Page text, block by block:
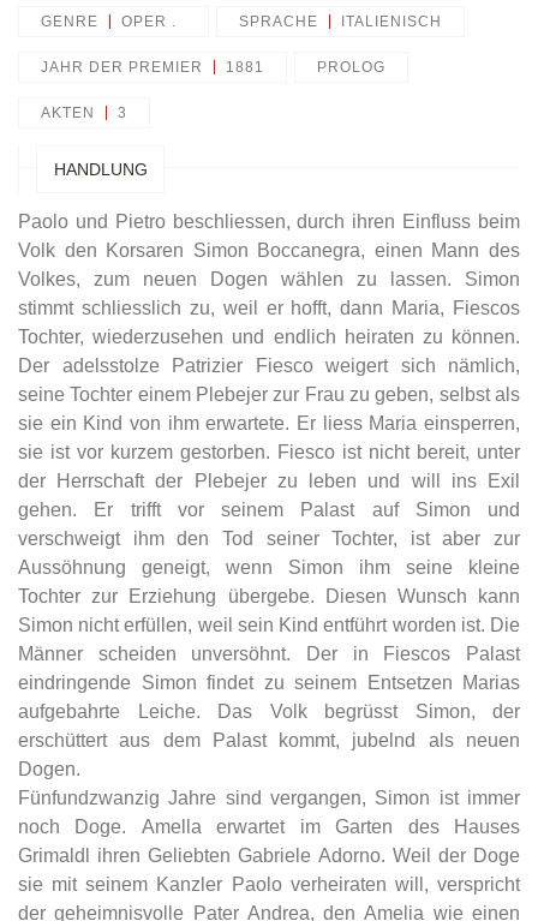
GENRE OPER . SPRACHE ITALIENISCH
JAHR DER PREMIER 1881 PROLOG
AKTEN 3
HANDLUNG
Paolo und Pietro beschliessen, durch ihren Einfluss beim
Volk den Korsaren Simon Boccanegra, einen Mann des
Volkes, zum neuen Dogen wählen zu lassen. Simon
stimmt schliesslich zu, weil er hofft, dann Maria, Fiescos
Tochter, wiederzusehen und endlich heiraten zu können.
Der adelsstolze Patrizier Fiesco weigert sich nämlich,
seine Tochter einem Plebejer zur Frau zu geben, selbst als
sie ein Kind von ihm erwartete. Er liess Maria einsperren,
sie ist vor kurzem gestorben. Fiesco ist nicht bereit, unter
der Herrschaft der Plebejer zu leben und will ins Exil
gehen. Er trifft vor seinem Palast auf Simon und
verschweigt ihm den Tod seiner Tochter, ist aber zur
Aussöhnung geneigt, wenn Simon ihm seine kleine
Tochter zur Erziehung übergebe. Diesen Wunsch kann
Simon nicht erfüllen, weil sein Kind entführt worden ist. Die
Männer scheiden unversöhnt. Der in Fiescos Palast
eindringende Simon findet zu seinem Entsetzen Marias
aufgebahrte Leiche. Das Volk begrüsst Simon, der
erschüttert aus dem Palast kommt, jubelnd als neuen
Dogen.
Fünfundzwanzig Jahre sind vergangen, Simon ist immer
noch Doge. Amella erwartet im Garten des Hauses
Grimaldl ihren Geliebten Gabriele Adorno. Weil der Doge
sie mit seinem Kanzler Paolo verheiraten will, verspricht
der geheimnisvolle Pater Andrea, den Amelia wie einen